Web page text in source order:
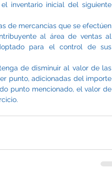
inventario inicial del siguiente
de mercancías que se efectúen
al área de ventas al
para el control de sus
de disminuir al valor de las
punto, adicionadas del importe
punto mencionado, el valor de